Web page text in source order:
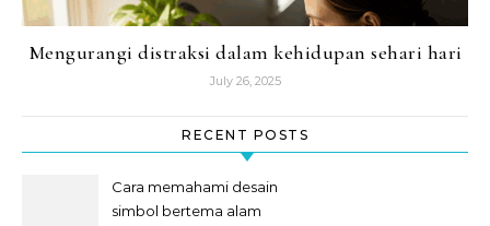
Mengurangi distraksi dalam kehidupan sehari hari
July 26, 2025
RECENT POSTS
Cara memahami desain
simbol bertema alam